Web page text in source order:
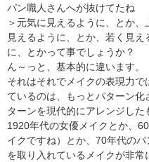
パン職人さんへが抜けてたね
＞元気に見えるように、とか
見えるように、とか、若く見
に、とかって事でしょうか？
ん～っと、基本的に違います。
それはそれでメイクの表現力
ているのは、もっとパターン
ターンを現代的にアレンジした
1920年代の女優メイクとか、
イクですね）とか、70年代の
を取り入れているメイクが非